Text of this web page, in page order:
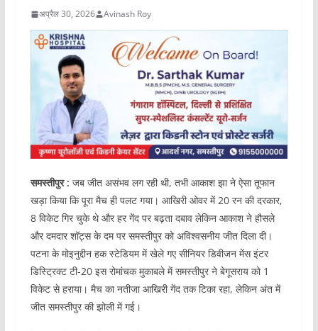
अप्रैल 30, 2026 Avinash Roy
समस्तीपुर : जब जीत असंभव लग रही थी, तभी आकाश झा ने ऐसा तूफान
खड़ा किया कि पूरा मैच ही पलट गया। आखिरी ओवर में 20 रन की दरकार,
8 विकेट गिर चुके थे और हर गेंद पर बढ़ता दबाव लेकिन आकाश ने हौसले
और दमदार शॉट्स के दम पर समस्तीपुर को अविश्वसनीय जीत दिला दी।
पटना के मोइनुद्दीन हक स्टेडियम में खेले गए सीनियर डिवीजन मेंस इंटर
डिस्ट्रिक्ट टी-20 इस रोमांचक मुकाबले में समस्तीपुर ने बेगूसराय को 1
विकेट से हराया। मैच का नतीजा आखिरी गेंद तक टिका रहा, लेकिन अंत में
जीत समस्तीपुर की झोली में गई।